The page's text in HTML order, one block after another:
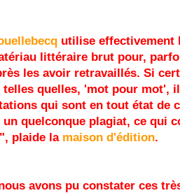
utilise effectivement
littéraire brut pour,
les avoir retravaillés. Si
telles quelles, 'mot pour mot',
qui sont en tout état de
quelconque plagiat, ce qui
plaide la maison d'édition.
avons pu constater ces